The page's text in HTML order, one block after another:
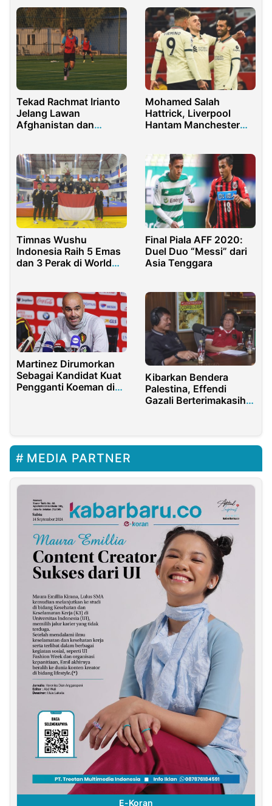
Tekad Rachmat Irianto
Jelang Lawan
Afghanistan dan
Mohamed Salah
Hattrick, Liverpool
Hantam Manchester
Timnas Wushu
Indonesia Raih 5 Emas
dan 3 Perak di World
Final Piala AFF 2020:
Duel Duo “Messi” dari
Asia Tenggara
Martinez Dirumorkan
Sebagai Kandidat Kuat
Pengganti Koeman di
Kibarkan Bendera
Palestina, Effendi
Gazali Berterimakasih
MEDIA PARTNER
E-Koran